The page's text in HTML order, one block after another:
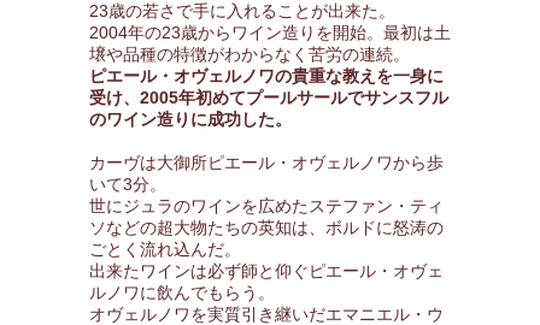
23歳の若さで手に入れることが出来た。
2004年の23歳からワイン造りを開始。最初は土
壌や品種の特徴がわからなく苦労の連続。
ピエール・オヴェルノワの貴重な教えを一身に
受け、2005年初めてプールサールでサンスフル
のワイン造りに成功した。
カーヴは大御所ピエール・オヴェルノワから歩
いて3分。
世にジュラのワインを広めたステファン・ティ
ソなどの超大物たちの英知は、ボルドに怒涛の
ごとく流れ込んだ。
出来たワインは必ず師と仰ぐピエール・オヴェ
ルノワに飲んでもらう。
オヴェルノワを実質引き継いだエマニエル・ウ